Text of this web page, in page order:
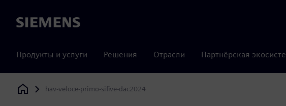
Siemens
Продукты и услуги Решения Отрасли Партнёрская
Siemens Digital Industries Software
hav-veloce-primo-sifive-dac2024